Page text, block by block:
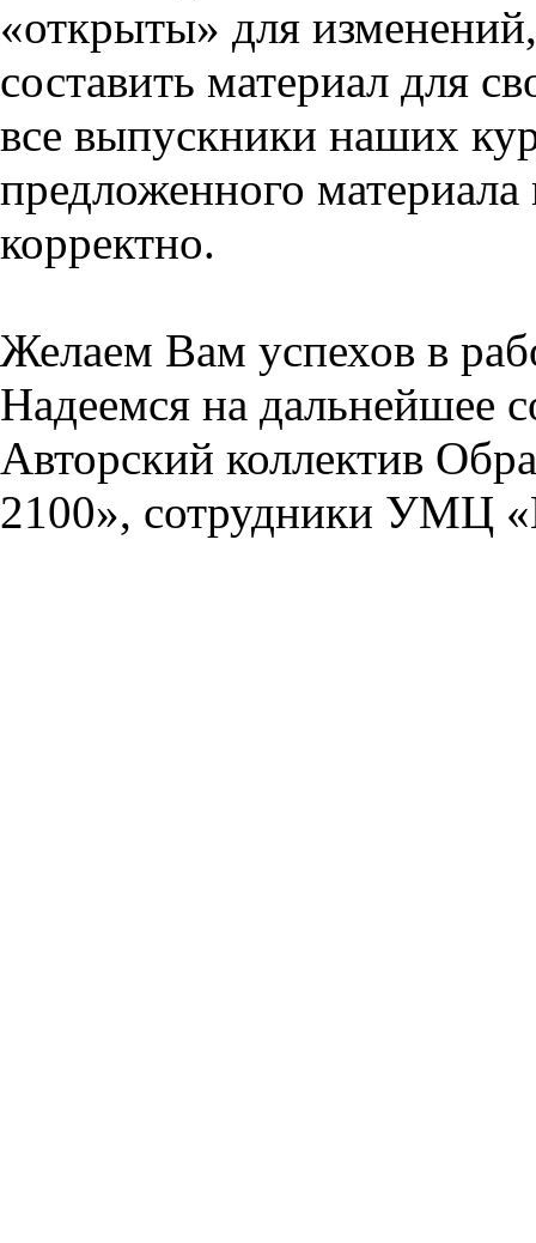
«открыты» для
составить материал для
все выпускники наших
предложенного
корректно.
Желаем Вам успехов в
Надеемся на дальнейшее
Авторский коллектив
2100», сотрудники УМЦ